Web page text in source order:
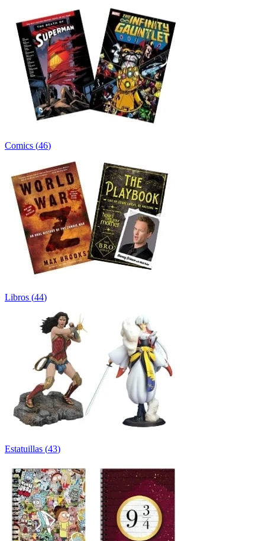
Comics (46)
Libros (44)
Estatuillas (43)